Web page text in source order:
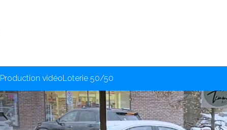
Production vidéoLoterie 50/50